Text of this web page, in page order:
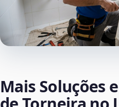
Mais Soluções